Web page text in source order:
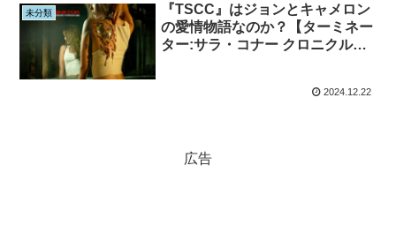
未分類
『TSCC』はジョンとキャメロン
の愛情物語なのか？【ターミネー
ター:サラ・コナー クロニクル
2024.12.22
広告